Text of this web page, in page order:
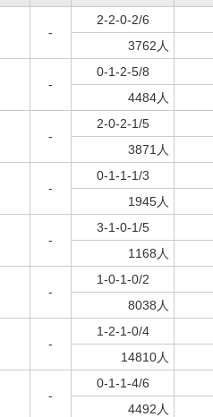
-
2-2-0-2/6
3762人
-
0-1-2-5/8
4484人
-
2-0-2-1/5
3871人
-
0-1-1-1/3
1945人
-
3-1-0-1/5
1168人
-
1-0-1-0/2
8038人
-
1-2-1-0/4
14810人
-
0-1-1-4/6
4492人